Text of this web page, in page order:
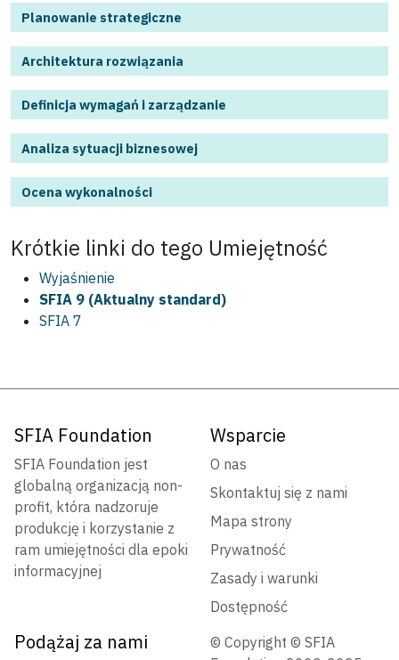
Planowanie strategiczne
Architektura rozwiązania
Definicja wymagań i zarządzanie
Analiza sytuacji biznesowej
Ocena wykonalności
Krótkie linki do tego Umiejętność
Wyjaśnienie
SFIA 9 (Aktualny standard)
SFIA 7
SFIA Foundation
SFIA Foundation jest
globalną organizacją non-
profit, która nadzoruje
produkcję i korzystanie z
ram umiejętności dla epoki
informacyjnej
Wsparcie
O nas
Skontaktuj się z nami
Mapa strony
Prywatność
Zasady i warunki
Dostępność
Podążaj za nami
© Copyright © SFIA